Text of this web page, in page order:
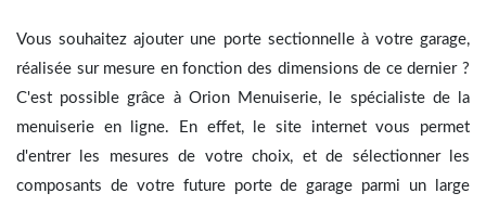
Vous souhaitez ajouter une porte sectionnelle à votre garage,
réalisée sur mesure en fonction des dimensions de ce dernier ?
C'est possible grâce à Orion Menuiserie, le spécialiste de la
menuiserie en ligne. En effet, le site internet vous permet
d'entrer les mesures de votre choix, et de sélectionner les
composants de votre future porte de garage parmi un large